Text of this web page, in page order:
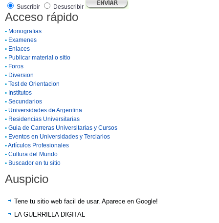
Suscribir Desuscribir
Acceso rápido
• Monografias
• Examenes
• Enlaces
• Publicar material o sitio
• Foros
• Diversion
• Test de Orientacion
• Institutos
• Secundarios
• Universidades de Argentina
• Residencias Universitarias
• Guia de Carreras Universitarias y Cursos
• Eventos en Universidades y Terciarios
•Artículos Profesionales
• Cultura del Mundo
• Buscador en tu sitio
Auspicio
Tene tu sitio web facil de usar. Aparece en Google!
LA GUERRILLA DIGITAL